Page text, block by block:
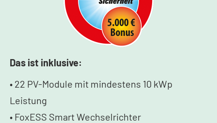
Das ist inklusive:
• 22 PV-Module mit mindestens 10 kWp
Leistung
• FoxESS Smart Wechselrichter